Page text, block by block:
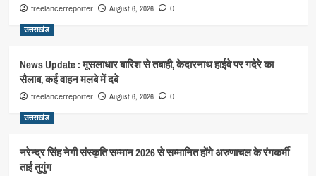
freelancerreporter August 6, 2026 0
उत्तराखंड
News Update : मूसलाधार बारिश से तबाही, केदारनाथ हाईवे पर गदेरे का
सैलाब, कई वाहन मलबे में दबे
freelancerreporter August 6, 2026 0
उत्तराखंड
नरेन्द्र सिंह नेगी संस्कृति सम्मान 2026 से सम्मानित होंगे अरुणाचल के रंगकर्मी
ताई तुगुंग